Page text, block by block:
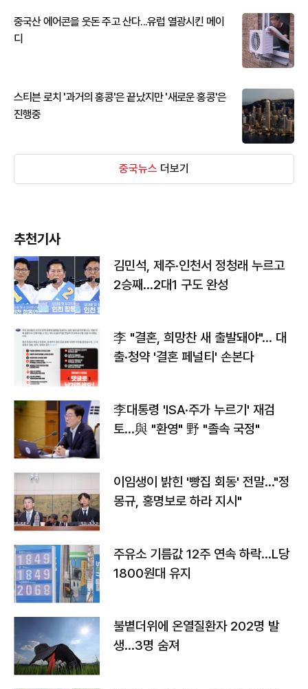
중국산 에어콘을 웃돈 주고 산다...유럽 열광시킨 메이
디
스티븐 로치 '과거의 홍콩'은 끝났지만 '새로운 홍콩'은
진행중
중국뉴스 더보기
추천기사
김민석, 제주·인천서 정청래 누르고
2승째…2대1 구도 완성
李 "결혼, 희망찬 새 출발돼야"… 대
출·청약 '결혼 페널티' 손본다
李대통령 'ISA·주가 누르기' 재검
토…與 "환영" 野 "졸속 국정"
이임생이 밝힌 '빵집 회동' 전말…"정
몽규, 홍명보로 하라 지시"
주유소 기름값 12주 연속 하락…L당
1800원대 유지
불볕더위에 온열질환자 202명 발
생…3명 숨져